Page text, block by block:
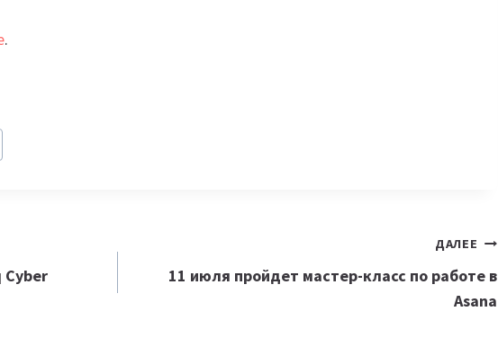
.
Cyber
ДАЛЕЕ
11 июля пройдет мастер-класс по работе в
Asana